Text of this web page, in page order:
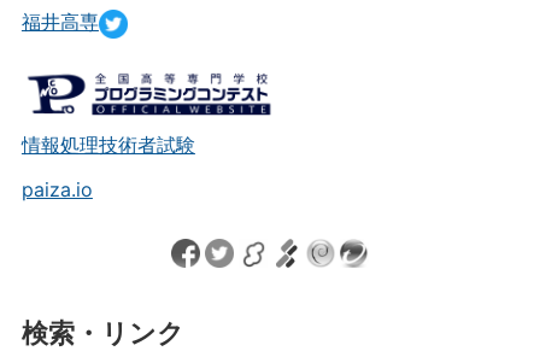
福井高専
情報処理技術者試験
paiza.io
検索・リンク